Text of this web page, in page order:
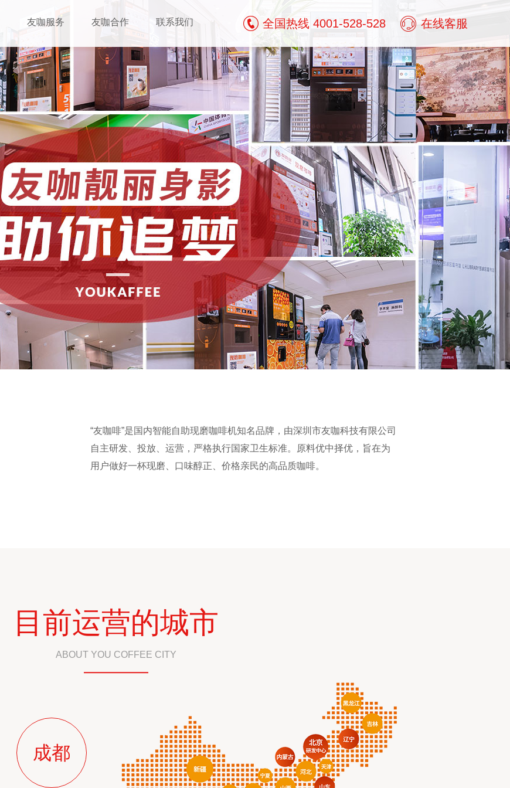
全国热线 4001-528-528 在线客服
友咖服务 友咖合作 联系我们
“友咖啡”是国内智能自助现磨咖啡机知名品牌，由深圳市友咖科技有限公司
自主研发、投放、运营，严格执行国家卫生标准。原料优中择优，旨在为
用户做好一杯现磨、口味醇正、价格亲民的高品质咖啡。
目前运营的城市
ABOUT YOU COFFEE CITY
成都